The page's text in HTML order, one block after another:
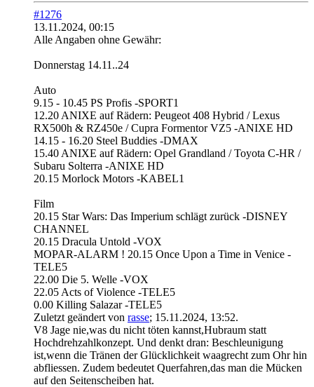
#1276
13.11.2024, 00:15
Alle Angaben ohne Gewähr:
Donnerstag 14.11..24
Auto
9.15 - 10.45 PS Profis -SPORT1
12.20 ANIXE auf Rädern: Peugeot 408 Hybrid / Lexus
RX500h & RZ450e / Cupra Formentor VZ5 -ANIXE HD
14.15 - 16.20 Steel Buddies -DMAX
15.40 ANIXE auf Rädern: Opel Grandland / Toyota C-HR /
Subaru Solterra -ANIXE HD
20.15 Morlock Motors -KABEL1
Film
20.15 Star Wars: Das Imperium schlägt zurück -DISNEY
CHANNEL
20.15 Dracula Untold -VOX
MOPAR-ALARM ! 20.15 Once Upon a Time in Venice -
TELE5
22.00 Die 5. Welle -VOX
22.05 Acts of Violence -TELE5
0.00 Killing Salazar -TELE5
Zuletzt geändert von rasse; 15.11.2024, 13:52.
V8 Jage nie,was du nicht töten kannst,Hubraum statt
Hochdrehzahlkonzept. Und denkt dran: Beschleunigung
ist,wenn die Tränen der Glücklichkeit waagrecht zum Ohr hin
abfliessen. Zudem bedeutet Querfahren,das man die Mücken
auf den Seitenscheiben hat.